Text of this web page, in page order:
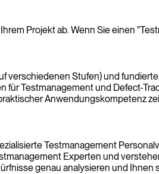
Projekt ab. Wenn Sie einen
verschiedenen Stufen) und
Testmanagement und Defect-
Anwendungskompetenz
Testmanagement
Experten und
genau analysieren und Ihnen